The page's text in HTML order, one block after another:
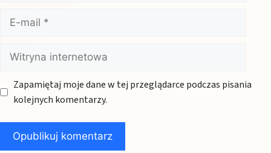
mail
Witryna
internetowa
Zapamiętaj moje dane w tej przeglądarce podczas pisania
kolejnych komentarzy.